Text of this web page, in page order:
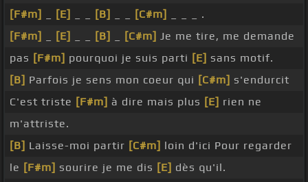
[F#m]
[E] [B] [C#m]
_ _ _ .
[F#m]
[E] [B] [C#m] Je me tire, me demande
pas [F#m] pourquoi je suis parti [E] sans motif.
[B] Parfois je sens mon coeur qui [C#m] s'endurcit
C'est triste [F#m] à dire mais plus [E] rien ne
m'attriste.
[B] Laisse-moi partir [C#m] loin d'ici Pour regarder
le [F#m] sourire je me dis [E] dès qu'il.